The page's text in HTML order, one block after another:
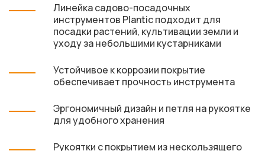
Линейка садово-посадочных
инструментов Plantic подходит для
посадки растений, культивации земли и
уходу за небольшими кустарниками
Устойчивое к коррозии покрытие
обеспечивает прочность инструмента
Эргономичный дизайн и петля на рукоятке
для удобного хранения
Рукоятки с покрытием из нескользящего